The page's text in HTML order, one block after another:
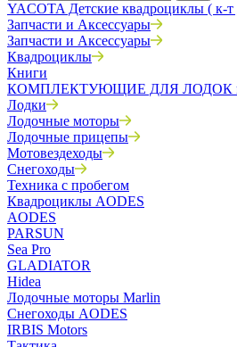
YACOTA Детские квадроциклы ( к-т
Запчасти и Аксессуары
Запчасти и Аксессуары
Квадроциклы
Книги
КОМПЛЕКТУЮЩИЕ ДЛЯ ЛОДОК
Лодки
Лодочные моторы
Лодочные прицепы
Мотовездеходы
Снегоходы
Техника с пробегом
Квадроциклы AODES
AODES
PARSUN
Sea Pro
GLADIATOR
Hidea
Лодочные моторы Marlin
Снегоходы AODES
IRBIS Motors